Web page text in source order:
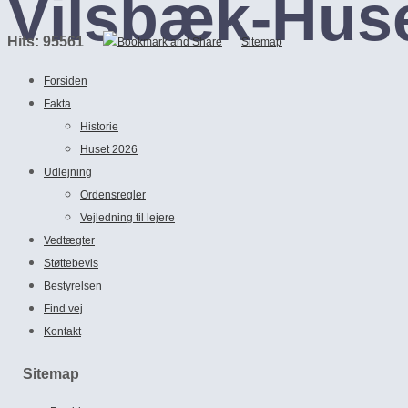
Vilsbæk-
Hits: 95561 Sitemap
Forsiden
Fakta
Historie
Huset 2026
Udlejning
Ordensregler
Vejledning til lejere
Vedtægter
Støttebevis
Bestyrelsen
Find vej
Kontakt
Sitemap